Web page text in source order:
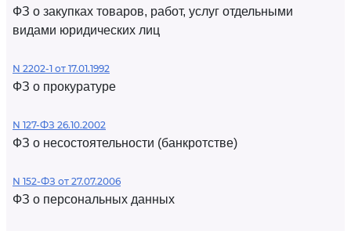
ФЗ о закупках товаров, работ, услуг отдельными
видами юридических лиц
N 2202-1 от 17.01.1992
ФЗ о прокуратуре
N 127-ФЗ 26.10.2002
ФЗ о несостоятельности (банкротстве)
N 152-ФЗ от 27.07.2006
ФЗ о персональных данных